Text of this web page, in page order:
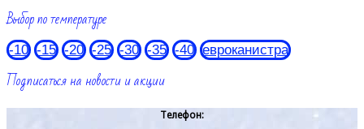
Выбор по температуре
-10 -15 -20 -25 -30 -35 -40 евроканистра
Подписаться на новости и акции
Телефон: